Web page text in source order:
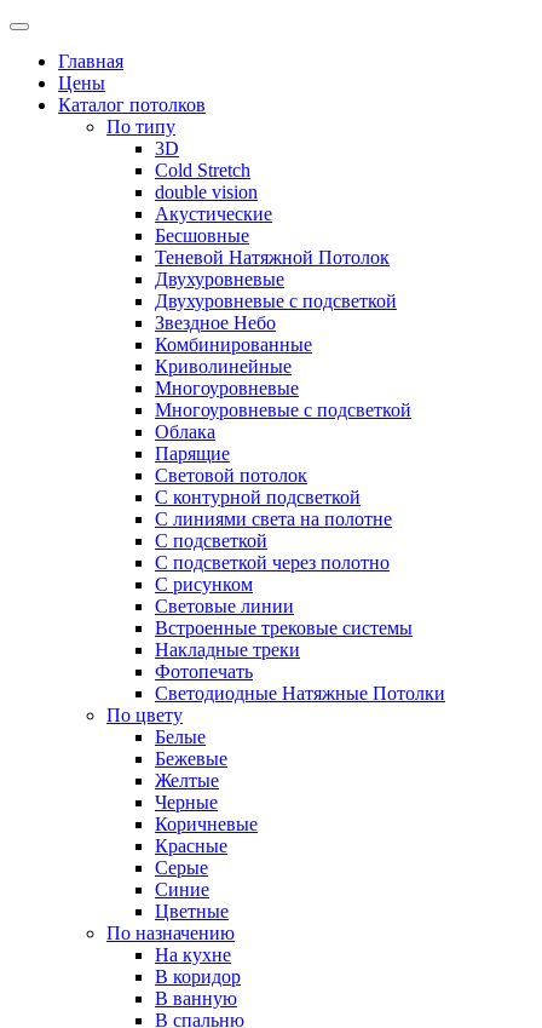
Skip
contentГлавная
Цены
Каталог потолков
По типу
3D
Cold Stretch
double vision
Акустические
Бесшовные
Теневой Натяжной Потолок
Двухуровневые
Двухуровневые с подсветкой
Звездное Небо
Комбинированные
Криволинейные
Многоуровневые
Многоуровневые с подсветкой
Облака
Парящие
Световой потолок
С контурной подсветкой
С линиями света на полотне
С подсветкой
С подсветкой через полотно
С рисунком
Световые линии
Встроенные трековые системы
Накладные треки
Фотопечать
Светодиодные Натяжные Потолки
По цвету
Белые
Бежевые
Желтые
Черные
Коричневые
Красные
Серые
Синие
Цветные
По назначению
На кухне
В коридор
В ванную
В спальню